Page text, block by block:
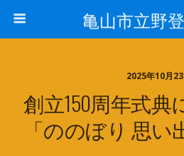
亀山市立野
2025年10月
創立150周年式
「ののぼり 思い